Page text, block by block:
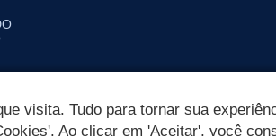
visita. Tudo para tornar sua
Ao clicar em 'Aceitar', você